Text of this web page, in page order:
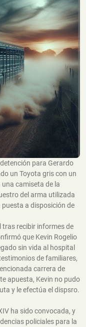
para Gerardo
un Toyota gris con un
camiseta de la
del arma utilizada
a disposición de
tras recibir informes de
que Kevin Rogelio
sin vida al hospital
de familiares,
carrera de
apuesta, Kevin no pudo
y le efectúa el dispsro.
ha sido convocada, y
policiales para la